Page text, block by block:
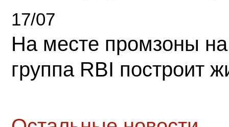
17/07
На месте промзоны
группа RBI построит